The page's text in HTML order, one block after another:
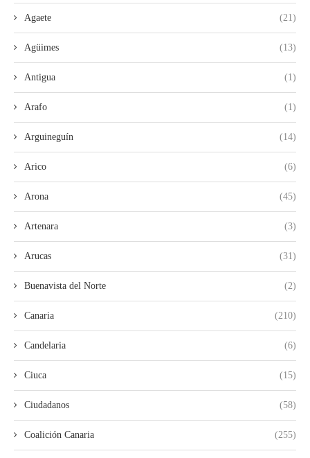
Agaete (21)
Agüimes (13)
Antigua (1)
Arafo (1)
Arguineguín (14)
Arico (6)
Arona (45)
Artenara (3)
Arucas (31)
Buenavista del Norte (2)
Canaria (210)
Candelaria (6)
Ciuca (15)
Ciudadanos (58)
Coalición Canaria (255)